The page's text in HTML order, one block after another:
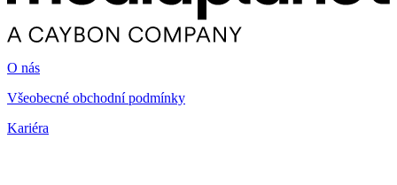
O nás
Všeobecné obchodní podmínky
Kariéra